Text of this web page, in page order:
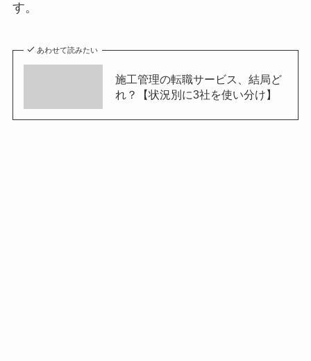
す。
あわせて読みたい
施工管理の転職サービス、結局ど
れ？【状況別に3社を使い分け】